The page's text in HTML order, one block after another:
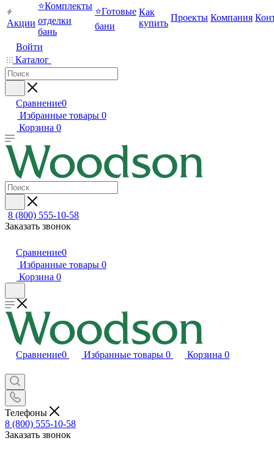
Акции
⭐Комплекты
отделки
бань
⭐Готовые
бани
Как
купить
Проекты Компания
Войти
Каталог
Сравнение0
Избранные товары 0
Корзина 0
8 (800) 555-10-58
Заказать звонок
Сравнение0
Избранные товары 0
Корзина 0
Сравнение0 Избранные товары 0 Корзина 0
Телефоны
8 (800) 555-10-58
Заказать звонок